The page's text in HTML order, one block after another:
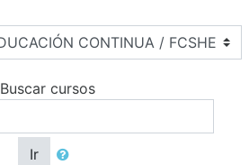
Buscar cursos
Ir